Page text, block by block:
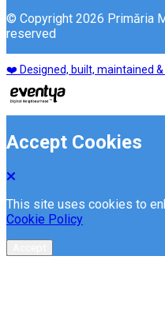
© Copyright 2026 Primăria
reserved
❤️ Designed, built, maintained
Accept Cookies
This site uses cookies to
Cookie Policy